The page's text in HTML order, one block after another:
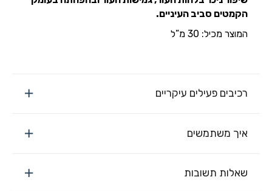
הקמטים סביב העיניים.
המוצר מכיל: 30 מ”ל
רכיבים פעילים עיקריים
איך משתמשים
שאלות תשובות